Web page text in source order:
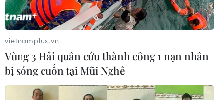
vietnamplus.vn
Vùng 3 Hải quân cứu thành công 1 nạn nhân
bị sóng cuốn tại Mũi Nghê